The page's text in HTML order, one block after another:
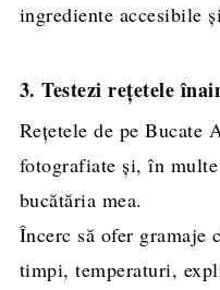
ingrediente accesibile
3. Testezi rețetele
Rețetele de pe Bucate
fotografiate și, în
bucătăria mea.
Încerc să ofer gramaje
timpi, temperaturi,